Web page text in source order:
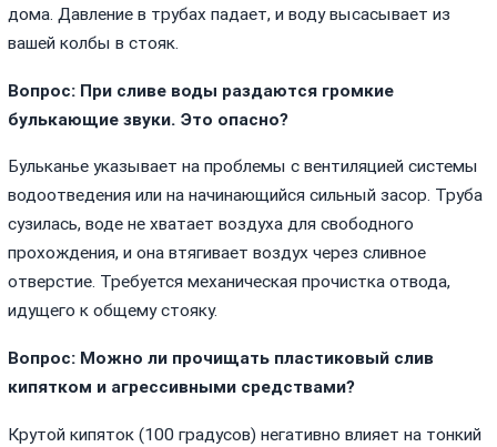
дома. Давление в трубах падает, и воду высасывает из
вашей колбы в стояк.
Вопрос: При сливе воды раздаются громкие
булькающие звуки. Это опасно?
Бульканье указывает на проблемы с вентиляцией системы
водоотведения или на начинающийся сильный засор. Труба
сузилась, воде не хватает воздуха для свободного
прохождения, и она втягивает воздух через сливное
отверстие. Требуется механическая прочистка отвода,
идущего к общему стояку.
Вопрос: Можно ли прочищать пластиковый слив
кипятком и агрессивными средствами?
Крутой кипяток (100 градусов) негативно влияет на тонкий